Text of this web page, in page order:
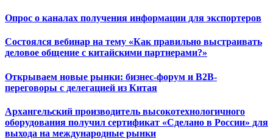
Опрос о каналах получения информации для экспортеров
Состоялся вебинар на тему «Как правильно выстраивать
деловое общение с китайскими партнерами?»
Открываем новые рынки: бизнес-форум и B2B-
переговоры с делегацией из Китая
Архангельский производитель высокотехнологичного
оборудования получил сертификат «Сделано в России» для
выхода на международные рынки